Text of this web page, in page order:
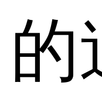
的